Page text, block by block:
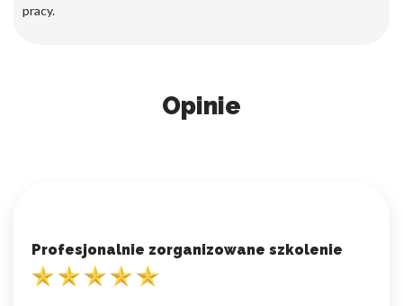
pracy.
Opinie
Profesjonalnie zorganizowane szkolenie